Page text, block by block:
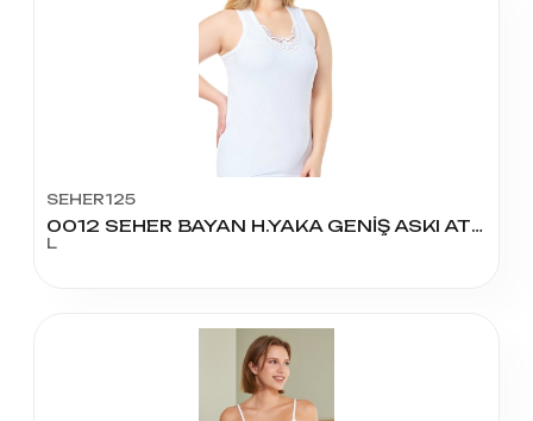
SEHER125
0012 SEHER BAYAN H.YAKA GENİŞ ASKI ATLET NO:4
L